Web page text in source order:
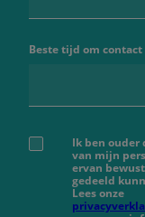
Beste tijd om
Ik ben ouder
van mijn
ervan
gedeeld
Lees onze